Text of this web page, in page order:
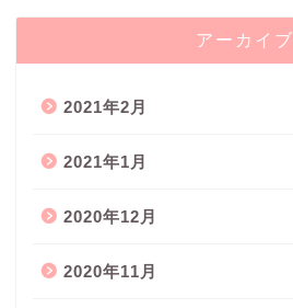
アーカイブ
2021年2月
2021年1月
2020年12月
2020年11月